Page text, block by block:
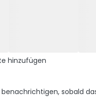
hinzufügen
benachrichtigen, sobald